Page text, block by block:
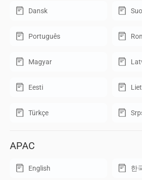
Dansk
Português
Magyar
Eesti
Türkçe
APAC
English 한